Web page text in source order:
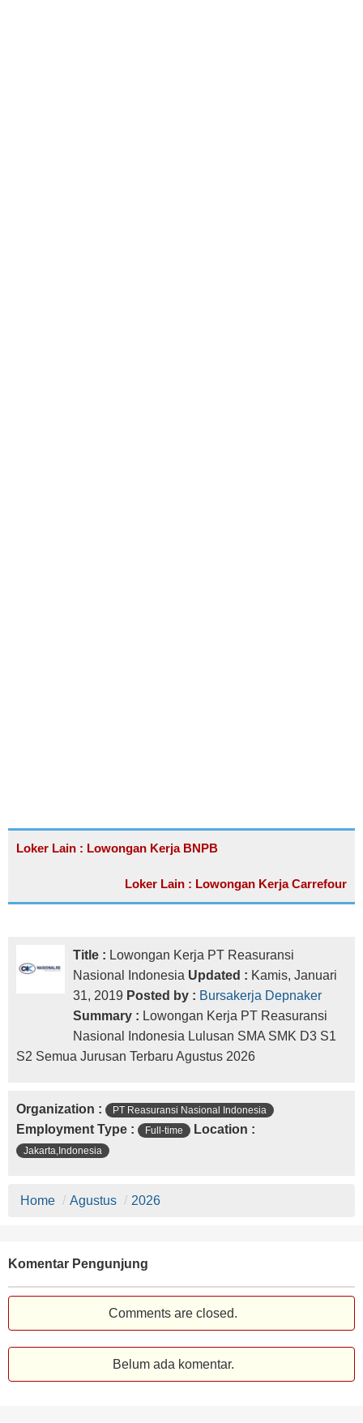
Loker Lain : Lowongan Kerja BNPB
Loker Lain : Lowongan Kerja Carrefour
Title : Lowongan Kerja PT Reasuransi
Nasional Indonesia Updated : Kamis, Januari
31, 2019 Posted by : Bursakerja Depnaker
Summary : Lowongan Kerja PT Reasuransi
Nasional Indonesia Lulusan SMA SMK D3 S1
S2 Semua Jurusan Terbaru Agustus 2026
Organization : PT Reasuransi Nasional Indonesia
Employment Type : Full-time Location :
Jakarta,Indonesia
Home / Agustus / 2026
Komentar Pengunjung
Comments are closed.
Belum ada komentar.